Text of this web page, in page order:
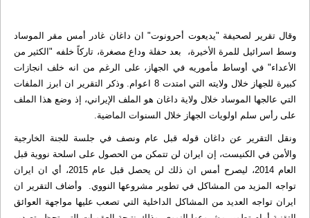
وقال تقرير لصحيفة "يديعوت أحرونوت" ان داغان غادر أمس مقر الموساد
وسط اسرائيل للمرة الأخيرة، بعد حفلة وداع مصغرة، تاركاً خلفه "الكثير من
الأعداء" في أوساط مأموريه في الجهاز، على الرغم من انه خلف انجازات
كبيرة للجهاز خلال ولايته التي امتدت 8 اعوام. وذكر التقرير ان ابرز الملفات
التي عالجها الموساد خلال ولاية داغان هو الملف الإيراني، إذ وضع هذا الملف
على رأس سلم اولويات الجهاز خلال السنوات الماضية.
ونقل التقرير عن داغان قوله قبل عام ونصف في جلسة للجنة الخارجية
والأمن في الكنيست، إن ايران لن تتمكن من الحصول على اسلحة نووية قبل
العام 2014، ليصرح أمس ان ذلك لن يحصل قبل عام 2015، أي ان ايران
تواجه المزيد من المشاكل في تطوير مشروعها النووي. وأضاف التقرير ان
ايران تواجه العديد من المشاكل الداخلية التي تصعب عليها مواجهة العوائق